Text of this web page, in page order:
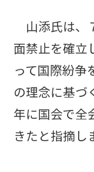
山添氏は、
面禁止を確立
って国際紛争
の理念に基づ
年に国会で全
きたと指摘し